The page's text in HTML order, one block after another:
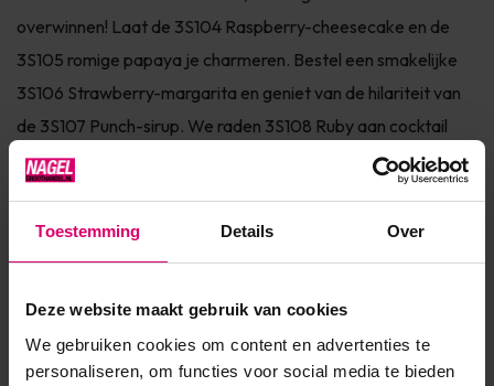
Toestemming Details Over
Deze website maakt gebruik van cookies
We gebruiken cookies om content en advertenties te
personaliseren, om functies voor social media te bieden
overwinnen! Laat de 3S104 Raspberry-cheesecake en de
3S105 romige papaya je charmeren. Bestel een smakelijke
3S106 Strawberry-margarita en geniet van de hilariteit van
de 3S107 Punch-sirup. We raden 3S108 Ruby aan cocktail
tegen hitte. Serieuze jaren van onderzoek en ontwikkeling
Toon meer
Product specificaties
Artikelnummer 49009